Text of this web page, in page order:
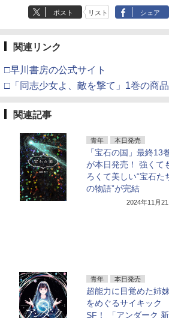
ポスト リスト シェア
関連リンク
□早川書房の公式サイト
□「同志少女よ、敵を撃て」1巻の商
関連記事
青年 本日発売
「宝石の国」最終13
が本日発売！ 強くて
ろくて美しい“宝石た
の物語”が完結
2024年11月21
青年 本日発売
超能力に目覚めた姉妹
をめぐるサイキック
SF！ 「アンダーク 新